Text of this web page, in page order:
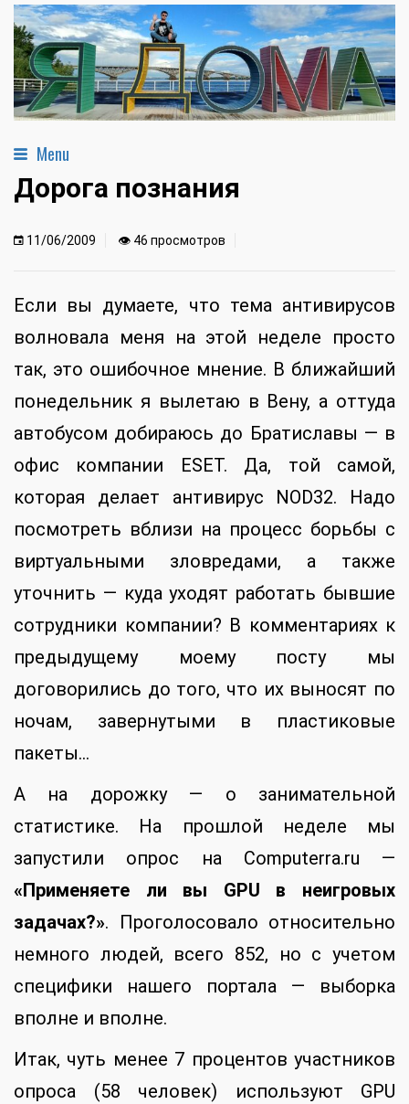
Menu
Дорога познания
11/06/2009 👁 46 просмотров
Если вы думаете, что тема антивирусов
волновала меня на этой неделе просто
так, это ошибочное мнение. В ближайший
понедельник я вылетаю в Вену, а оттуда
автобусом добираюсь до Братиславы — в
офис компании ESET. Да, той самой,
которая делает антивирус NOD32. Надо
посмотреть вблизи на процесс борьбы с
виртуальными зловредами, а также
уточнить — куда уходят работать бывшие
сотрудники компании? В комментариях к
предыдущему моему посту мы
договорились до того, что их выносят по
ночам, завернутыми в пластиковые
пакеты…
А на дорожку — о занимательной
статистике. На прошлой неделе мы
запустили опрос на Computerra.ru —
«Применяете ли вы GPU в неигровых
задачах?». Проголосовало относительно
немного людей, всего 852, но с учетом
специфики нашего портала — выборка
вполне и вполне.
Итак, чуть менее 7 процентов участников
опроса (58 человек) используют GPU